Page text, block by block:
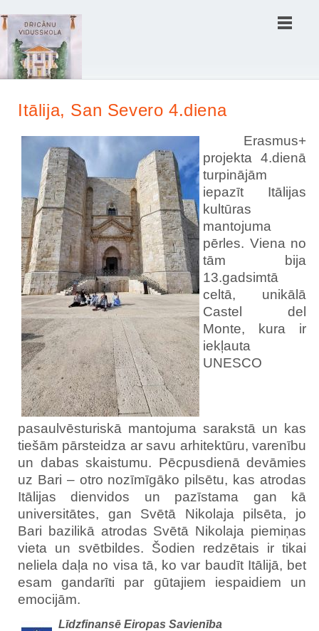
Itālija, San Severo 4.diena
Erasmus+
projekta 4.dienā
turpinājām
iepazīt Itālijas
kultūras
mantojuma
pērles. Viena no
tām bija
13.gadsimtā
celtā, unikālā
Castel del
Monte, kura ir
iekļauta
UNESCO
pasaulvēsturiskā mantojuma sarakstā un kas
tiešām pārsteidza ar savu arhitektūru, varenību
un dabas skaistumu. Pēcpusdienā devāmies
uz Bari – otro nozīmīgāko pilsētu, kas atrodas
Itālijas dienvidos un pazīstama gan kā
universitātes, gan Svētā Nikolaja pilsēta, jo
Bari bazilikā atrodas Svētā Nikolaja piemiņas
vieta un svētbildes. Šodien redzētais ir tikai
neliela daļa no visa tā, ko var baudīt Itālijā, bet
esam gandarīti par gūtajiem iespaidiem un
emocijām.
Līdzfinansē Eiropas Savienība